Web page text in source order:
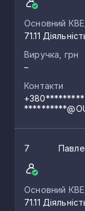
Основний
71.11
Виручка, грн
–
Контакти
+380*********
7
Основний
71.11